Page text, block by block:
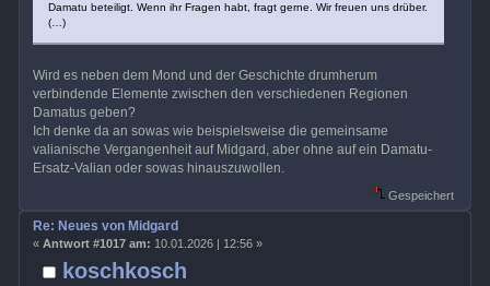
Damatu beteiligt. Wenn ihr Fragen habt, fragt gerne. Wir freuen uns drüber.
(…)
Wird es neben dem Mond und der Geschichte drumherum
verbindende Elemente zwischen den verschiedenen Regionen
Damatus geben?
Ich denke da an sowas wie beispielsweise die gemeinsame
valianische Vergangenheit auf Midgard, aber ohne auf ein Damatu-
Ersatz-Valian oder sowas hinauszuwollen.
Gespeichert
koschkosch
Re: Neues von Midgard
« Antwort #1017 am: 10.01.2026 | 12:56 »